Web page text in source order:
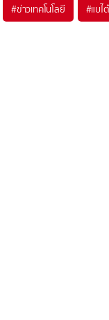
#ข่าวเทคโนโลยี #แบไต๋